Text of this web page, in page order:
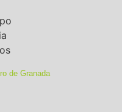
de Granada